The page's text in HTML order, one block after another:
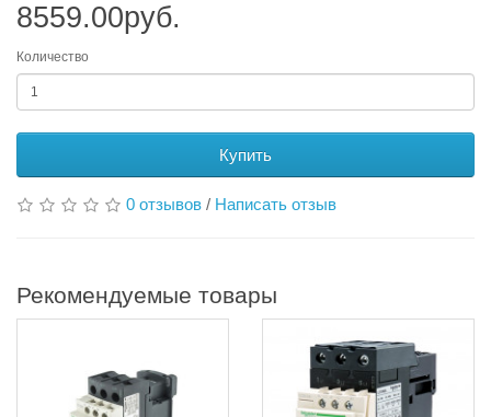
8559.00руб.
Количество
Купить
0 отзывов / Написать отзыв
Рекомендуемые товары